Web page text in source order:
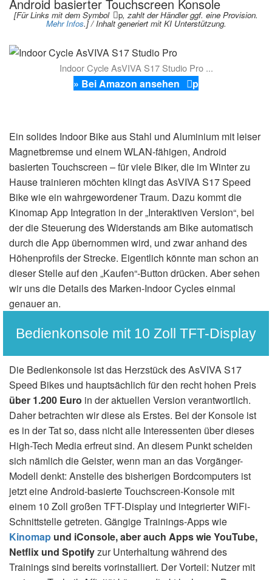
Android basierter Touchscreen Konsole
[Für Links mit dem Symbol p, zahlt der Händler ggf. eine Provision.
Mehr Infos.] / Inhalt generiert mit KI Unterstützung.
Indoor Cycle AsVIVA S17 Studio Pro ...
» Bei Amazon ansehen p
Ein solides Indoor Bike aus Stahl und Aluminium mit leiser
Magnetbremse und einem WLAN-fähigen, Android
basierten Touchscreen – für viele Biker, die im Winter zu
Hause trainieren möchten klingt das AsVIVA S17 Speed
Bike wie ein wahrgewordener Traum. Dazu kommt die
Kinomap App Integration in der „Interaktiven Version“, bei
der die Steuerung des Widerstands am Bike automatisch
durch die App übernommen wird, und zwar anhand des
Höhenprofils der Strecke. Eigentlich könnte man schon an
dieser Stelle auf den „Kaufen“-Button drücken. Aber sehen
wir uns die Details des Marken-Indoor Cycles einmal
genauer an.
Bedienkonsole mit 10 Zoll TFT-Display
Die Bedienkonsole ist das Herzstück des AsVIVA S17
Speed Bikes und hauptsächlich für den recht hohen Preis
über 1.200 Euro in der aktuellen Version verantwortlich.
Daher betrachten wir diese als Erstes. Bei der Konsole ist
es in der Tat so, dass nicht alle Interessenten über dieses
High-Tech Media erfreut sind. An diesem Punkt scheiden
sich nämlich die Geister, wenn man an das Vorgänger-
Modell denkt: Anstelle des bisherigen Bordcomputers ist
jetzt eine Android-basierte Touchscreen-Konsole mit
einem 10 Zoll großen TFT-Display und integrierter WiFi-
Schnittstelle getreten. Gängige Trainings-Apps wie
Kinomap und iConsole, aber auch Apps wie YouTube,
Netflix und Spotifyzur Unterhaltung während des
Trainings sind bereits vorinstalliert. Der Vorteil: Nutzer mit